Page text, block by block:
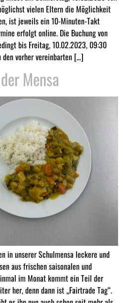
vielen Eltern die Möglichkeit
ist jeweils ein 10-Minuten-Takt
erfolgt online. Die Buchung von
bis Freitag, 10.02.2023, 09:30
vorher vereinbarten […]
Mensa
in unserer Schulmensa leckere und
aus frischen saisonalen und
im Monat kommt ein Teil der
her, denn dann ist „Fairtrade Tag“.